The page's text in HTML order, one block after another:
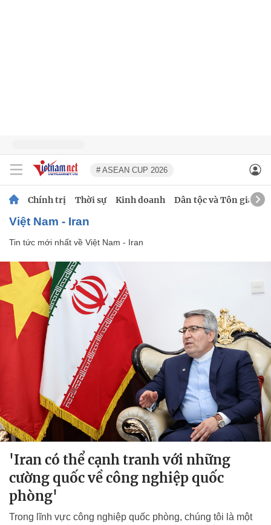
# ASEAN CUP 2026
Chính trị Thời sự Kinh doanh Dân tộc và Tôn giáo
Việt Nam - Iran
Tin tức mới nhất về Việt Nam - Iran
'Iran có thể cạnh tranh với những
cường quốc về công nghiệp quốc
phòng'
Trong lĩnh vực công nghiệp quốc phòng, chúng tôi là một